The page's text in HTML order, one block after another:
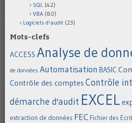
SQL (42)
VBA (80)
Logiciels d'audit (23)
Mots-clefs
ACCESS Analyse de
de données Automatisation BASIC
Contrôle des comptes Contrôle
démarche d'audit EXCEL
extraction de données FEC Fichier des